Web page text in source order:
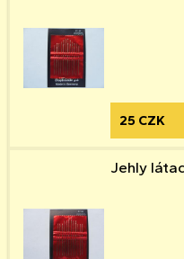
25 CZK
Jehly